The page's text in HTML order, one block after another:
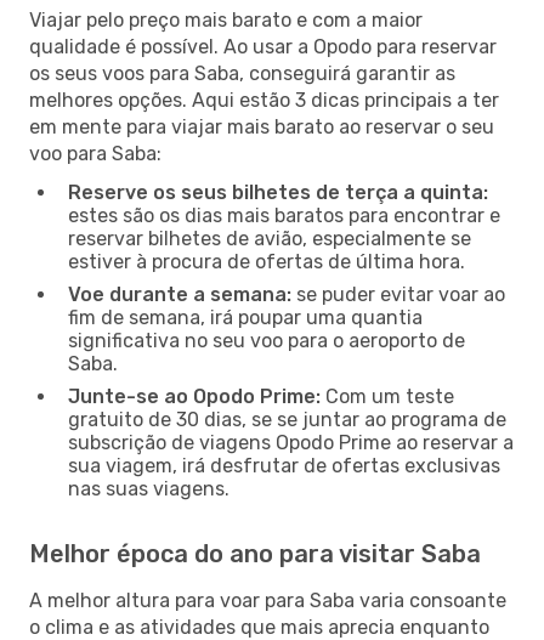
Viajar pelo preço mais barato e com a maior
qualidade é possível. Ao usar a Opodo para reservar
os seus voos para Saba, conseguirá garantir as
melhores opções. Aqui estão 3 dicas principais a ter
em mente para viajar mais barato ao reservar o seu
voo para Saba:
Reserve os seus bilhetes de terça a quinta:
estes são os dias mais baratos para encontrar e
reservar bilhetes de avião, especialmente se
estiver à procura de ofertas de última hora.
Voe durante a semana: se puder evitar voar ao
fim de semana, irá poupar uma quantia
significativa no seu voo para o aeroporto de
Saba.
Junte-se ao Opodo Prime: Com um teste
gratuito de 30 dias, se se juntar ao programa de
subscrição de viagens Opodo Prime ao reservar a
sua viagem, irá desfrutar de ofertas exclusivas
nas suas viagens.
Melhor época do ano para visitar Saba
A melhor altura para voar para Saba varia consoante
o clima e as atividades que mais aprecia enquanto